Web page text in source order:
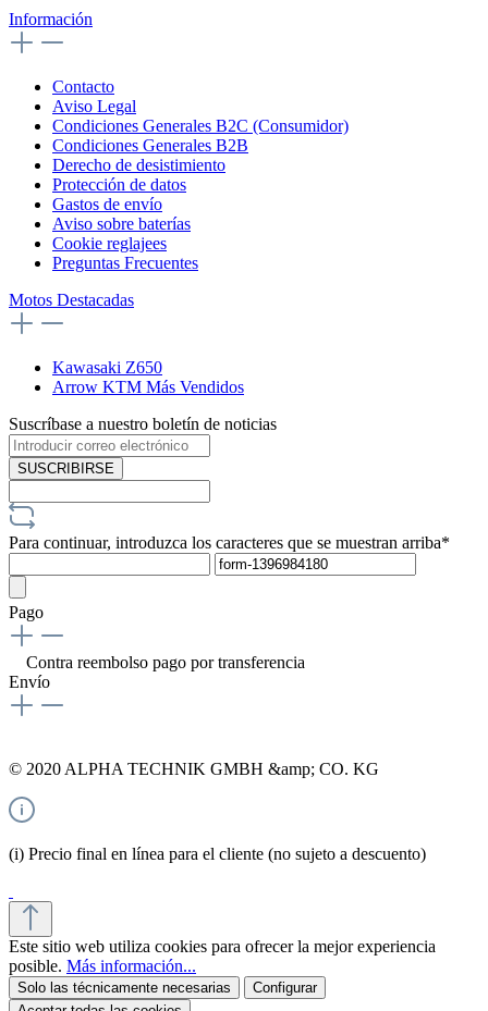
Información
Contacto
Aviso Legal
Condiciones Generales B2C (Consumidor)
Condiciones Generales B2B
Derecho de desistimiento
Protección de datos
Gastos de envío
Aviso sobre baterías
Cookie reglajees
Preguntas Frecuentes
Motos Destacadas
Kawasaki Z650
Arrow KTM Más Vendidos
Suscríbase a nuestro boletín de noticias
SUSCRIBIRSE
Para continuar, introduzca los caracteres que se muestran arriba*
Pago
Contra reembolso pago por transferencia
Envío
© 2020 ALPHA TECHNIK GMBH &amp; CO. KG
(i) Precio final en línea para el cliente (no sujeto a descuento)
Este sitio web utiliza cookies para ofrecer la mejor experiencia
posible. Más información...
Solo las técnicamente necesarias
Configurar